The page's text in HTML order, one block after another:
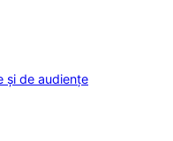
și de audiențe